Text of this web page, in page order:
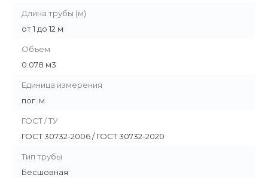
Длина трубы (м)
от 1 до 12 м
Объем
0.078 м3
Единица измерения
пог. м
ГОСТ / ТУ
ГОСТ 30732-2006 / ГОСТ 30732-2020
Тип трубы
Бесшовная